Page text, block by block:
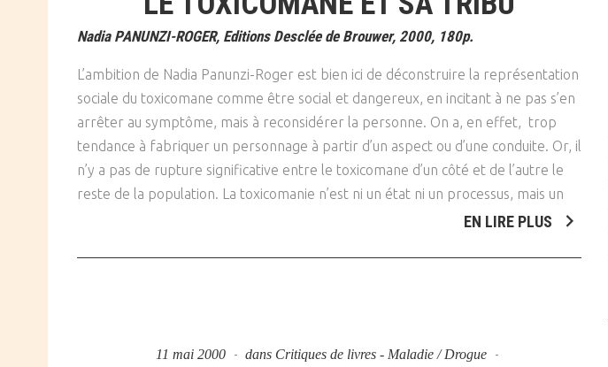
Violence / Maltraitance
Agression Sexuelle
Délinquance
Banlieue
Protection De L'enfance
Accueil – Placement
Psychanalyse
Psychiatrie
Psychologie
Sexualité
Sociologie
Droit
Économie / Emploi
Justice
Politique
Religion
Scolarité
Romans / Médias
Nadia PANUNZI-ROGER, Editions Desclée de Brouwer, 2000, 180p.
L’ambition de Nadia Panunzi-Roger est bien ici de déconstruire la représentation
sociale du toxicomane comme être social et dangereux, en incitant à ne pas s’en
arrêter au symptôme, mais à reconsidérer la personne. On a, en effet, trop
tendance à fabriquer un personnage à partir d’un aspect ou d’une conduite. Or, il
n’y a pas de rupture significative entre le toxicomane d’un côté et de l’autre le
reste de la population. La toxicomanie n’est ni un état ni un processus, mais un
EN LIRE PLUS
11 mai 2000 dans Critiques de livres - Maladie / Drogue